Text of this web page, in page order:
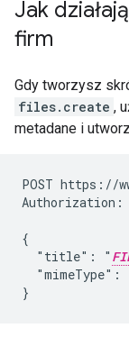
Jak
firm
Gdy tworzysz
files.create ,
metadane i
POST https://
Authorization:
{
  "title": "
"mimeType":